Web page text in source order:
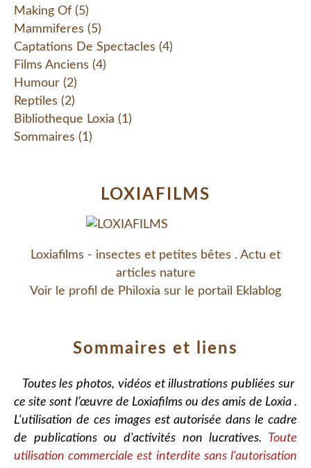
Making Of (5)
Mammiferes (5)
Captations De Spectacles (4)
Films Anciens (4)
Humour (2)
Reptiles (2)
Bibliotheque Loxia (1)
Sommaires (1)
LOXIAFILMS
Loxiafilms - insectes et petites bêtes . Actu et
articles nature
Voir le profil de Philoxia sur le portail Eklablog
Sommaires et liens
Toutes les photos, vidéos et illustrations publiées sur
ce site sont l’œuvre de Loxiafilms ou des amis de Loxia .
L'utilisation de ces images est autorisée dans le cadre
de publications ou d'activités non lucratives. Toute
utilisation commerciale est interdite sans l'autorisation